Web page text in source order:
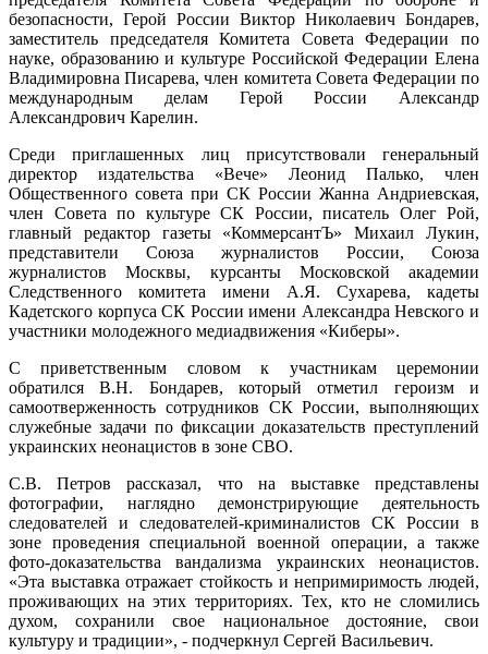
безопасности, Герой России Виктор Николаевич Бондарев,
заместитель председателя Комитета Совета Федерации по
науке, образованию и культуре Российской Федерации Елена
Владимировна Писарева, член комитета Совета Федерации по
международным делам Герой России Александр
Александрович Карелин.
Среди приглашенных лиц присутствовали генеральный
директор издательства «Вече» Леонид Палько, член
Общественного совета при СК России Жанна Андриевская,
член Совета по культуре СК России, писатель Олег Рой,
главный редактор газеты «КоммерсантЪ» Михаил Лукин,
представители Союза журналистов России, Союза
журналистов Москвы, курсанты Московской академии
Следственного комитета имени А.Я. Сухарева, кадеты
Кадетского корпуса СК России имени Александра Невского и
участники молодежного медиадвижения «Киберы».
С приветственным словом к участникам церемонии
обратился В.Н. Бондарев, который отметил героизм и
самоотверженность сотрудников СК России, выполняющих
служебные задачи по фиксации доказательств преступлений
украинских неонацистов в зоне СВО.
С.В. Петров рассказал, что на выставке представлены
фотографии, наглядно демонстрирующие деятельность
следователей и следователей-криминалистов СК России в
зоне проведения специальной военной операции, а также
фото-доказательства вандализма украинских неонацистов.
«Эта выставка отражает стойкость и непримиримость людей,
проживающих на этих территориях. Тех, кто не сломились
духом, сохранили свое национальное достояние, свои
культуру и традиции», - подчеркнул Сергей Васильевич.